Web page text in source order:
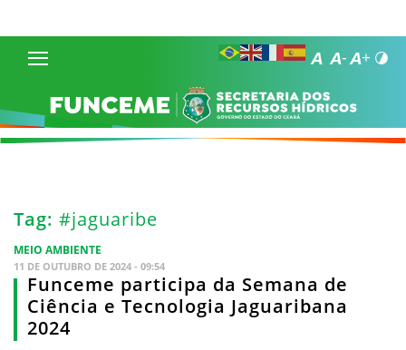
Tag: #jaguaribe
MEIO AMBIENTE
11 DE OUTUBRO DE 2024 - 09:54
Funceme participa da Semana de
Ciência e Tecnologia Jaguaribana
2024